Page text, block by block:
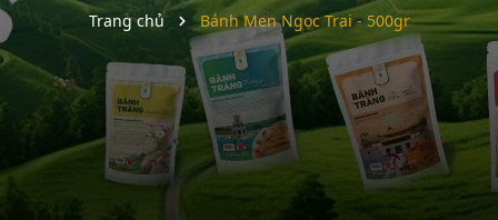
Trang chủ Bánh Men Ngọc Trai - 500gr
Mã giảm giá:
Ngày hết hạn: